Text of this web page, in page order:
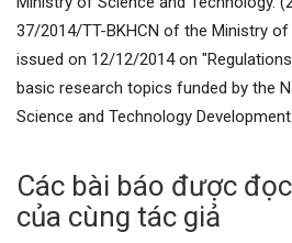
37/2014/TT-BKHCN of the Ministry
issued on 12/12/2014 on
basic research topics funded by the
Science and Technology Development.
Các bài báo được
của cùng tác giả